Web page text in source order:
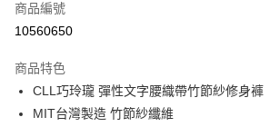
信用卡分期付款
合作金庫商業銀行
華南商業銀行
彰化商業銀行
上海商業儲蓄銀行
超商取貨付款
LINE Pay
商品編號
10560650
商品特色
CLL巧玲瓏 彈性文字腰織帶竹節紗修身褲
MIT台灣製造 竹節紗纖維